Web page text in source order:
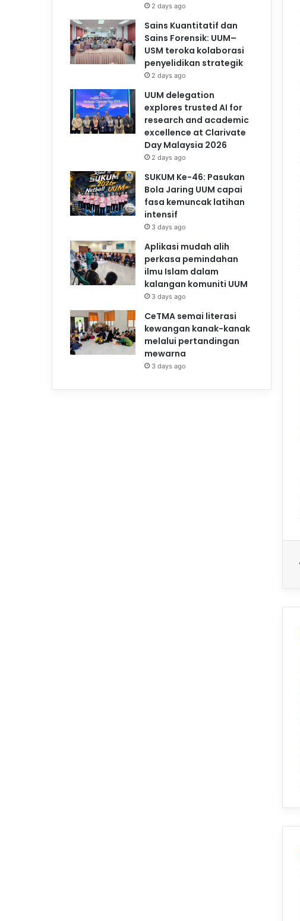
2 days ago
Sains Kuantitatif dan
Sains Forensik: UUM–
USM teroka kolaborasi
penyelidikan strategik
2 days ago
UUM delegation
explores trusted AI for
research and academic
excellence at Clarivate
Day Malaysia 2026
2 days ago
SUKUM Ke-46: Pasukan
Bola Jaring UUM capai
fasa kemuncak latihan
intensif
3 days ago
Aplikasi mudah alih
perkasa pemindahan
ilmu Islam dalam
kalangan komuniti UUM
3 days ago
CeTMA semai literasi
kewangan kanak-kanak
melalui pertandingan
mewarna
3 days ago